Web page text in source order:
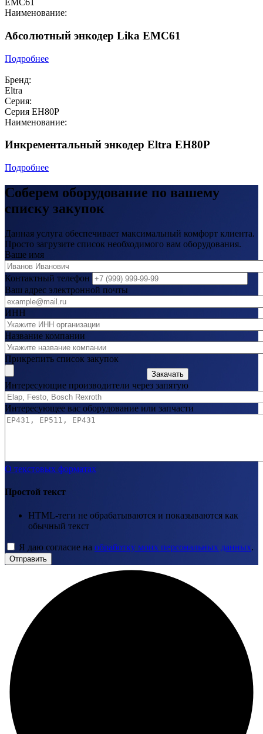
EMC61
Наименование:
Абсолютный энкодер Lika EMC61
Подробнее
Бренд:
Eltra
Серия:
Серия EH80P
Наименование:
Инкрементальный энкодер Eltra EH80P
Подробнее
Соберем оборудование по вашему
списку закупок
Данная услуга обеспечивает максимальный комфорт клиента.
Просто загрузите список необходимого вам оборудования.
Ваше имя
Контактный телефон
Ваш адрес электронной почты
ИНН
Название компании
Прикрепить список закупок
Закачать
Интересующие производители через запятую
Интересующее вас оборудование или запчасти
О текстовых форматах
Простой текст
HTML-теги не обрабатываются и показываются как
обычный текст
Я даю согласие на обработку моих персональных данных.
Отправить